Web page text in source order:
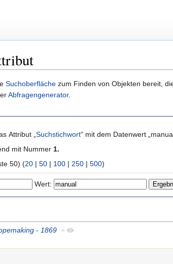
Suchoberfläche zum Finden von Objekten bereit,
Abfragengenerator.
Attribut „ Suchstichwort“ mit dem Datenwert
mit Nummer 1.
50 | nächste 50) (20 | 50 | 100 | 250 | 500)
Wert:
- 1869 +